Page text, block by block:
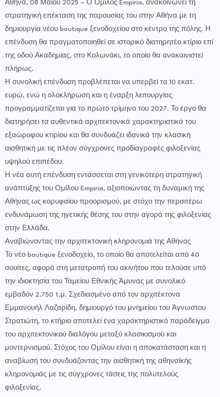
Αθήνα, 08 Μαΐου 2025 – Ο Όμιλος Empiria, ανακοινώνει τη
στρατηγική επέκταση της παρουσίας του στην Αθήνα με τη
δημιουργία νέου boutique ξενοδοχείου στο κέντρο της πόλης. Η
επένδυση θα πραγματοποιηθεί σε ιστορικό διατηρητέο κτίριο επί
της οδού Ακαδημίας, στο Κολωνάκι, το οποίο θα ανακαινιστεί
πλήρως.
Η συνολική επένδυση προβλέπεται να υπερβεί τα 10 εκατ.
ευρώ, ενώ η ολοκλήρωση και η έναρξη λειτουργίας
προγραμματίζεται για το πρώτο τρίμηνο του 2027. Το έργο θα
διατηρήσει τα αυθεντικά αρχιτεκτονικά χαρακτηριστικά του
εξαώροφου κτιρίου και θα συνδυάζει ιδανικά την κλασική
αισθητική με τις πλέον σύγχρονες προδιαγραφές φιλοξενίας
υψηλού επιπέδου.
Η νέα αυτή επένδυση εντάσσεται στη γενικότερη στρατηγική
ανάπτυξης του Ομίλου Empiria, αξιοποιώντας τη δυναμική της
Αθήνας ως κορυφαίου προορισμού, με στόχο την περαιτέρω
ενδυνάμωση της ηγετικής θέσης του στην αγορά της φιλοξενίας
στην Ελλάδα.
Αναβιώνοντας την αρχιτεκτονική κληρονομιά της Αθήνας
Το νέο boutique ξενοδοχείο, το οποίο θα αποτελείται από 40
σουίτες, αφορά στη μετατροπή του ακινήτου που τελούσε υπό
την ιδιοκτησία του Ταμείου Εθνικής Άμυνας με συνολικό
εμβαδόν 2.750 τ.μ. Σχεδιασμένο από τον αρχιτέκτονα
Εμμανουήλ Λαζαρίδη, δημιουργό του μνημείου του Άγνωστου
Στρατιώτη, το κτήριο αποτελεί ένα χαρακτηριστικό παράδειγμα
του αρχιτεκτονικού διαλόγου μεταξύ κλασικισμού και
μοντερνισμού. Στόχος του Ομίλου είναι η αποκατάσταση και η
αναβίωσή του συνδυάζοντας την αισθητική της αθηναϊκής
κληρονομιάς με τις σύγχρονες τάσεις της πολυτελούς
φιλοξενίας.